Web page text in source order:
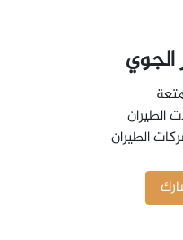
الطيران